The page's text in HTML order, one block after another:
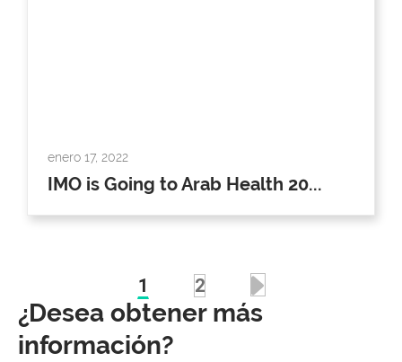
enero 17, 2022
IMO is Going to Arab Health 20...
1 2 >
¿Desea obtener más
información?